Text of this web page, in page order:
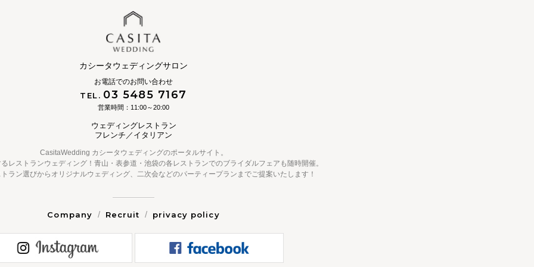
カシータウェディングサロン
お電話でのお問い合わせ
TEL. 03 5485 7167
営業時間：11:00～20:00
ウェディングレストラン
フレンチ／イタリアン
CasitaWedding カシータウェディングのポータルサイト。
レストランウェディング！青山・表参道・池袋の各レストランでのブライダルフェアも随時開催。
ラン選びからオリジナルウェディング、二次会などのパーティープランまでご提案いたします！
Company Recruit privacy policy